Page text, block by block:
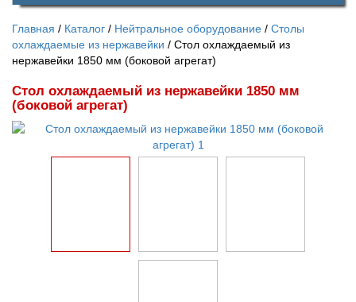
Главная Каталог Нейтральное оборудование
Столы
охлаждаемые из нержавейки
Стол охлаждаемый из
нержавейки 1850 мм (боковой агрегат)
Стол охлаждаемый из нержавейки 1850 мм
(боковой агрегат)